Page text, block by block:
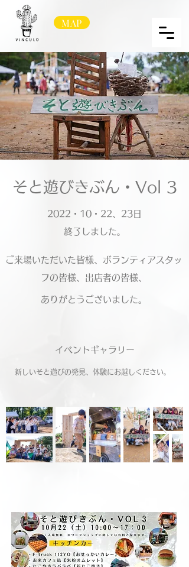
MAP
​そと遊びきぶん・Vol 3
​2022・10・22、23日
​終了しました。
​ご来場いただいた皆様、ボランティアスタッ
フの皆様、出店者の皆様、
​ありがとうございました。
​イベントギャラリー
​新しいそと遊びの発見、体験にお越しください。